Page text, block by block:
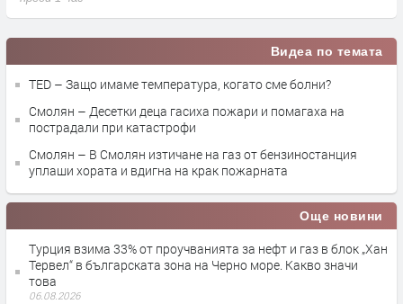
Видеа по темата
TED – Защо имаме температура, когато сме болни?
Смолян – Десетки деца гасиха пожари и помагаха на
пострадали при катастрофи
Смолян – В Смолян изтичане на газ от бензиностанция
уплаши хората и вдигна на крак пожарната
Още новини
Турция взима 33% от проучванията за нефт и газ в блок „Хан
Тервел“ в българската зона на Черно море. Какво значи
това
06.08.2026